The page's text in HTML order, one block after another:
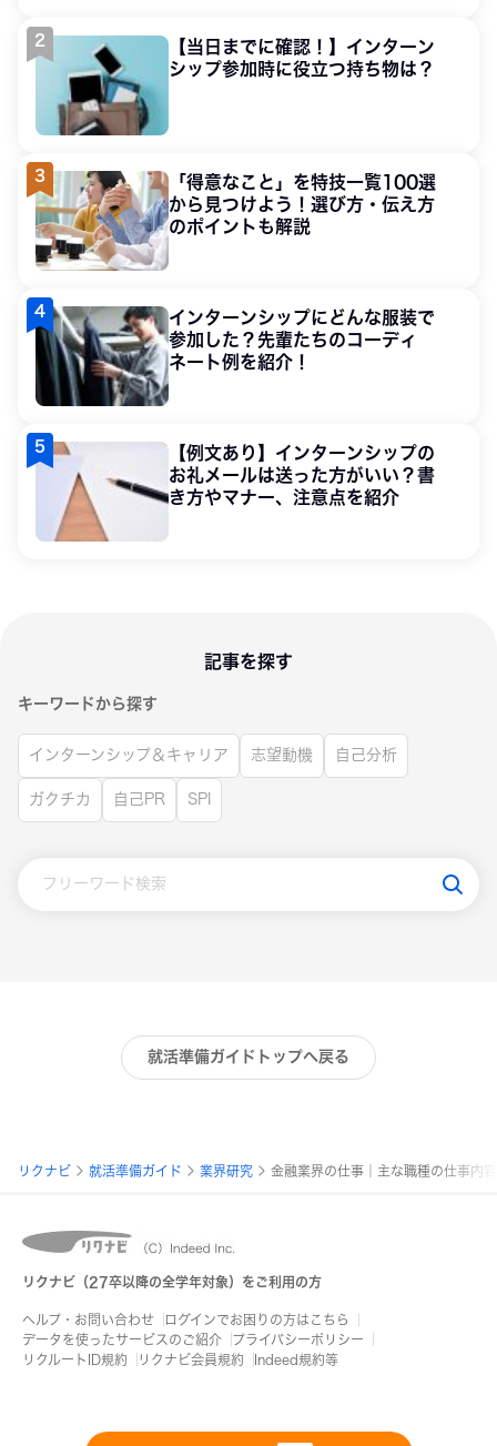
【当日までに確認！】インターン
シップ参加時に役立つ持ち物は？
「得意なこと」を特技一覧100選
から見つけよう！選び方・伝え方
のポイントも解説
インターンシップにどんな服装で
参加した？先輩たちのコーディ
ネート例を紹介！
【例文あり】インターンシップの
お礼メールは送った方がいい？書
き方やマナー、注意点を紹介
記事を探す
キーワードから探す
インターンシップ＆キャリア 志望動機 自己分析
ガクチカ 自己PR SPI
就活準備ガイドトップへ戻る
パリクナビ 就活準備ガイド 業界研究 金融業界の仕事｜主な職種の仕事内
リクナビ（27卒以降の全学年対象）をご利用の方
ヘルプ・お問い合わせ
ログインでお困りの方はこちら
データを使ったサービスのご紹介
プライバシーポリシー
リクルートID規約
リクナビ会員規約 Indeed規約等